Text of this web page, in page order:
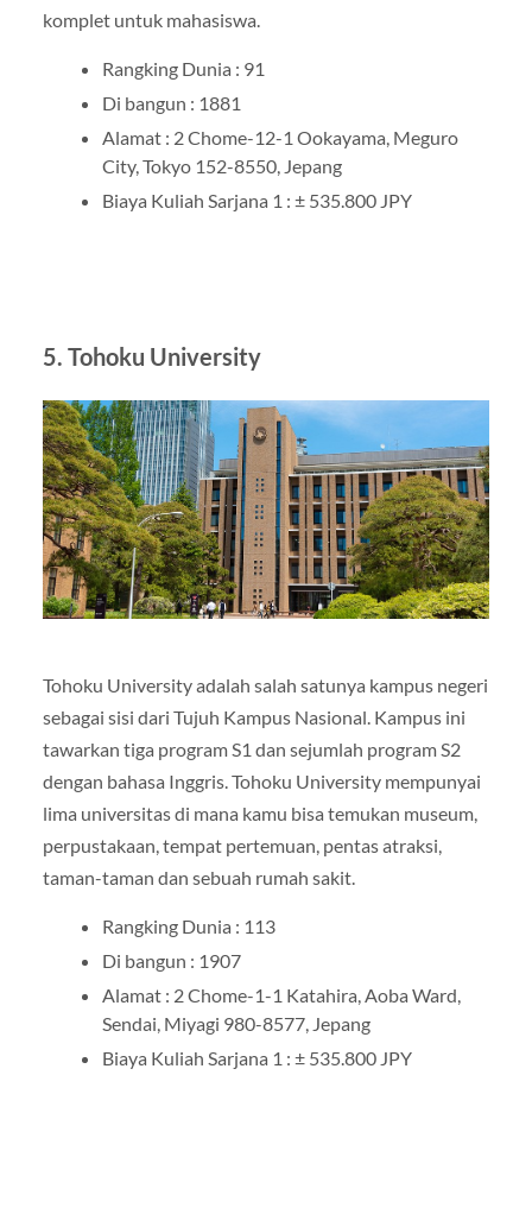
komplet untuk mahasiswa.
Rangking Dunia : 91
Di bangun : 1881
Alamat : 2 Chome-12-1 Ookayama, Meguro
City, Tokyo 152-8550, Jepang
Biaya Kuliah Sarjana 1 : ± 535.800 JPY
5. Tohoku University
Tohoku University adalah salah satunya kampus negeri
sebagai sisi dari Tujuh Kampus Nasional. Kampus ini
tawarkan tiga program S1 dan sejumlah program S2
dengan bahasa Inggris. Tohoku University mempunyai
lima universitas di mana kamu bisa temukan museum,
perpustakaan, tempat pertemuan, pentas atraksi,
taman-taman dan sebuah rumah sakit.
Rangking Dunia : 113
Di bangun : 1907
Alamat : 2 Chome-1-1 Katahira, Aoba Ward,
Sendai, Miyagi 980-8577, Jepang
Biaya Kuliah Sarjana 1 : ± 535.800 JPY